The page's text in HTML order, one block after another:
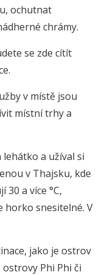
ochutnat
chrámy.
se zde cítít
v místě jsou
místní trhy a
lehátko a užíval si
v Thajsku, kde
a více °C,
horko snesitelné. V
jako je ostrov
Phi Phi či